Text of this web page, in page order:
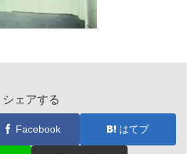
シェアする
Facebook はてブ